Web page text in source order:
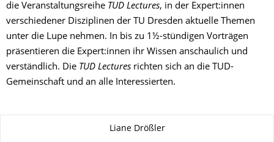
die Veranstaltungsreihe TUD Lectures, in der Expert:innen
verschiedener Disziplinen der TU Dresden aktuelle Themen
unter die Lupe nehmen. In bis zu 1½-stündigen Vorträgen
präsentieren die Expert:innen ihr Wissen anschaulich und
verständlich. Die TUD Lectures richten sich an die TUD-
Gemeinschaft und an alle Interessierten.
Liane Drößler